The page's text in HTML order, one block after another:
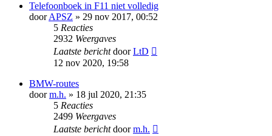
Telefoonboek in F11 niet volledig
doorAPSZ » 29 nov 2017, 00:52
5 Reacties
2932 Weergaves
Laatste berichtdoorLtD
12 nov 2020, 19:58
BMW-routes
doorm.h. » 18 jul 2020, 21:35
5 Reacties
2499 Weergaves
Laatste berichtdoorm.h.